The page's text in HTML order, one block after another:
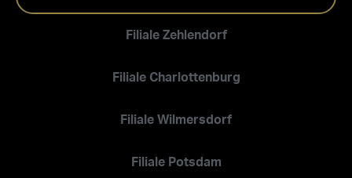
Filiale Zehlendorf
Filiale Charlottenburg
Filiale Wilmersdorf
Filiale Potsdam